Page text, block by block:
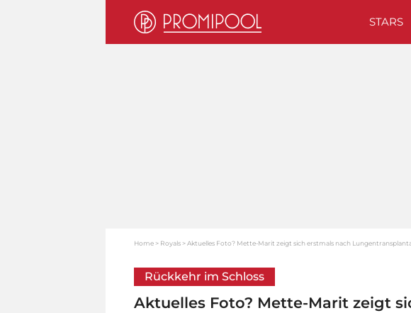
STARS
Home Royals Aktuelles Foto? Mette-Marit zeigt sich erstmals nach
Rückkehr im Schloss
Aktuelles Foto? Mette-Marit zeigt